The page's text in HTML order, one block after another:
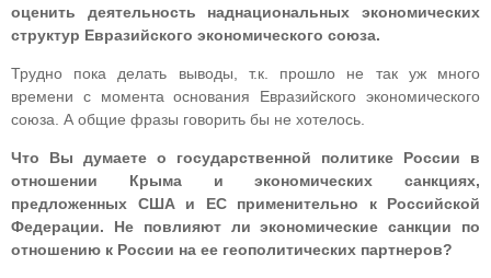
оценить деятельность наднациональных экономических
структур Евразийского экономического союза.
Трудно пока делать выводы, т.к. прошло не так уж много
времени с момента основания Евразийского экономического
союза. А общие фразы говорить бы не хотелось.
Что Вы думаете о государственной политике России в
отношении Крыма и экономических санкциях,
предложенных США и ЕС применительно к Российской
Федерации. Не повлияют ли экономические санкции по
отношению к России на ее геополитических партнеров?